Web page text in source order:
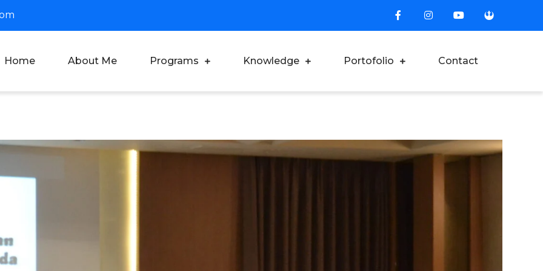
Dian Saputra
Corporate Trainer & Motivator Indonesia
Home About Me Programs Knowledge Portofolio Contact